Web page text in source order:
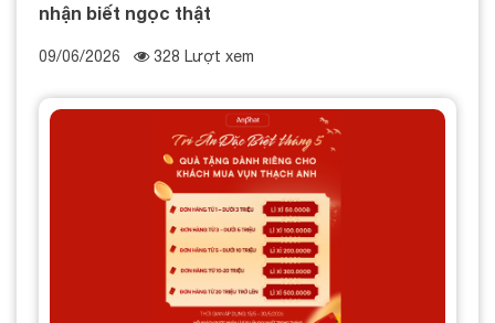
nhận biết ngọc thật
09/06/2026 328 Lượt xem